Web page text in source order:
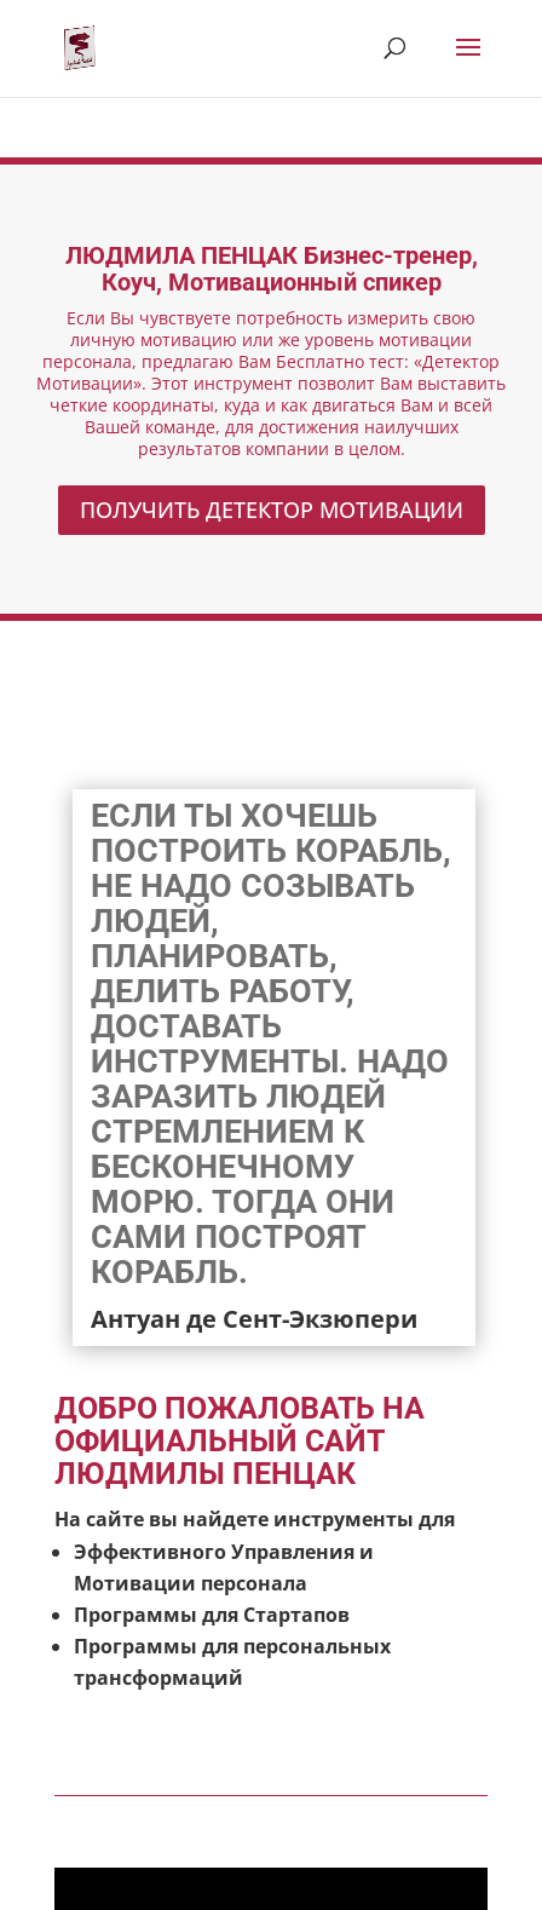
ЛЮДМИЛА ПЕНЦАК Бизнес-тренер,
Коуч, Мотивационный спикер
Если Вы чувствуете потребность измерить свою
личную мотивацию или же уровень мотивации
персонала, предлагаю Вам Бесплатно тест: «Детектор
Мотивации». Этот инструмент позволит Вам выставить
четкие координаты, куда и как двигаться Вам и всей
Вашей команде, для достижения наилучших
результатов компании в целом.
ПОЛУЧИТЬ ДЕТЕКТОР МОТИВАЦИИ
ЕСЛИ ТЫ ХОЧЕШЬ
ПОСТРОИТЬ КОРАБЛЬ,
НЕ НАДО СОЗЫВАТЬ
ЛЮДЕЙ,
ПЛАНИРОВАТЬ,
ДЕЛИТЬ РАБОТУ,
ДОСТАВАТЬ
ИНСТРУМЕНТЫ. НАДО
ЗАРАЗИТЬ ЛЮДЕЙ
СТРЕМЛЕНИЕМ К
БЕСКОНЕЧНОМУ
МОРЮ. ТОГДА ОНИ
САМИ ПОСТРОЯТ
КОРАБЛЬ.
Антуан де Сент-Экзюпери
ДОБРО ПОЖАЛОВАТЬ НА
ОФИЦИАЛЬНЫЙ САЙТ
ЛЮДМИЛЫ ПЕНЦАК
На сайте вы найдете инструменты для
Эффективного Управления и
Мотивации персонала
Программы для Стартапов
Программы для персональных
трансформаций